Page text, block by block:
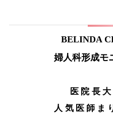
BELINDA
婦人科形成モ
医院長
人気医師ま